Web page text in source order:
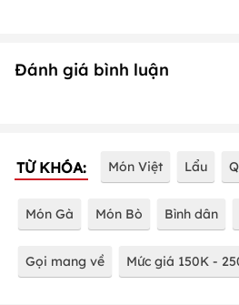
Đánh giá bình luận
TỪ KHÓA: Món Việt Lẩu
Món Gà Món Bò Bình dân
Gọi mang về Mức giá 150K -